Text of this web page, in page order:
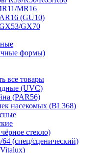
MR16
(GU10)
GX70
формы)
все товары
(UVC)
(PAR56)
насекомых (BL368)
стекло)
64 (спец/сценический)